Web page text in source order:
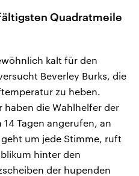
Quadratmeile
kalt für den
Beverley Burks, die
zu heben.
die Wahlhelfer der
Tagen angerufen, an
um jede Stimme, ruft
hinter den
der hupenden